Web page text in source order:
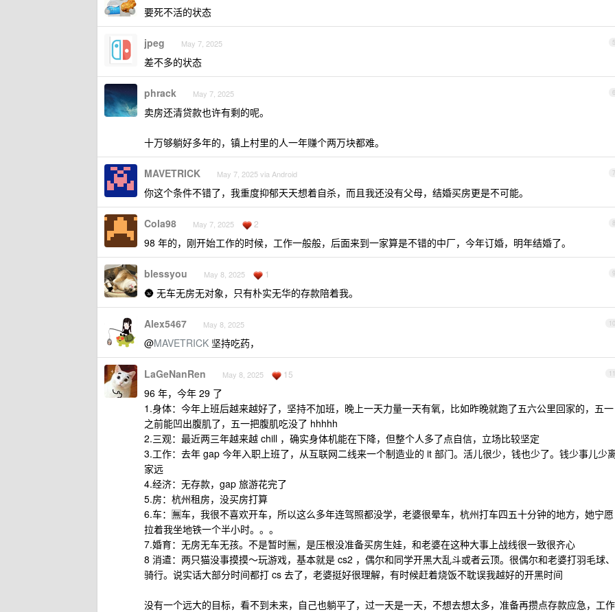
要死不活的状态
5
jpeg May 7, 2025
差不多的状态
6
phrack May 7, 2025
卖房还清贷款也许有剩的呢。
十万够躺好多年的，镇上村里的人一年赚个两万块都难。
7
MAVETRICK May 7, 2025 via Android
你这个条件不错了，我重度抑郁天天想着自杀，而且我还没有父母，结婚买房更是不可能。
8
Cola98 May 7, 2025 2
98 年的，刚开始工作的时候，工作一般般，后面来到一家算是不错的中厂，今年订婚，明年结婚了。
9
blessyou May 8, 2025 1
🌚 无车无房无对象，只有朴实无华的存款陪着我。
10
Alex5467 May 8, 2025
@MAVETRICK 坚持吃药，
11
LaGeNanRen May 8, 2025 15
96 年，今年 29 了
1.身体：今年上班后越来越好了，坚持不加班，晚上一天力量一天有氧，比如昨晚就跑了五六公里回家的，五一
之前能凹出腹肌了，五一把腹肌吃没了 hhhhh
2.三观：最近两三年越来越 chill ，确实身体机能在下降，但整个人多了点自信，立场比较坚定
3.工作：去年 gap 今年入职上班了，从互联网二线来一个制造业的 it 部门。活儿很少，钱也少了。钱少事儿少
家远
4.经济：无存款，gap 旅游花完了
5.房：杭州租房，没买房打算
6.车：🈚️车，我很不喜欢开车，所以这么多年连驾照都没学，老婆很晕车，杭州打车四五十分钟的地方，她宁愿
拉着我坐地铁一个半小时。。。
7.婚育：无房无车无孩。不是暂时🈚️，是压根没准备买房生娃，和老婆在这种大事上战线很一致很齐心
8 消遣：两只猫没事摸摸～玩游戏，基本就是 cs2 ，偶尔和同学开黑大乱斗或者云顶。很偶尔和老婆打羽毛球、
骑行。说实话大部分时间都打 cs 去了，老婆挺好很理解，有时候赶着烧饭不耽误我越好的开黑时间
没有一个远大的目标，看不到未来，自己也躺平了，过一天是一天，不想去想太多，准备再攒点存款应急，工作